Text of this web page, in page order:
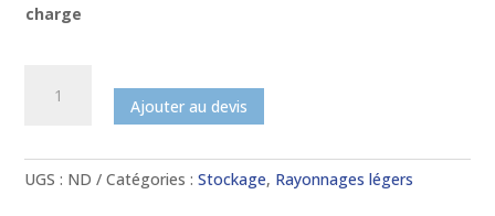
charge
galvanisé
Ajouter au devis
UGS : ND Catégories :Stockage, Rayonnages légers